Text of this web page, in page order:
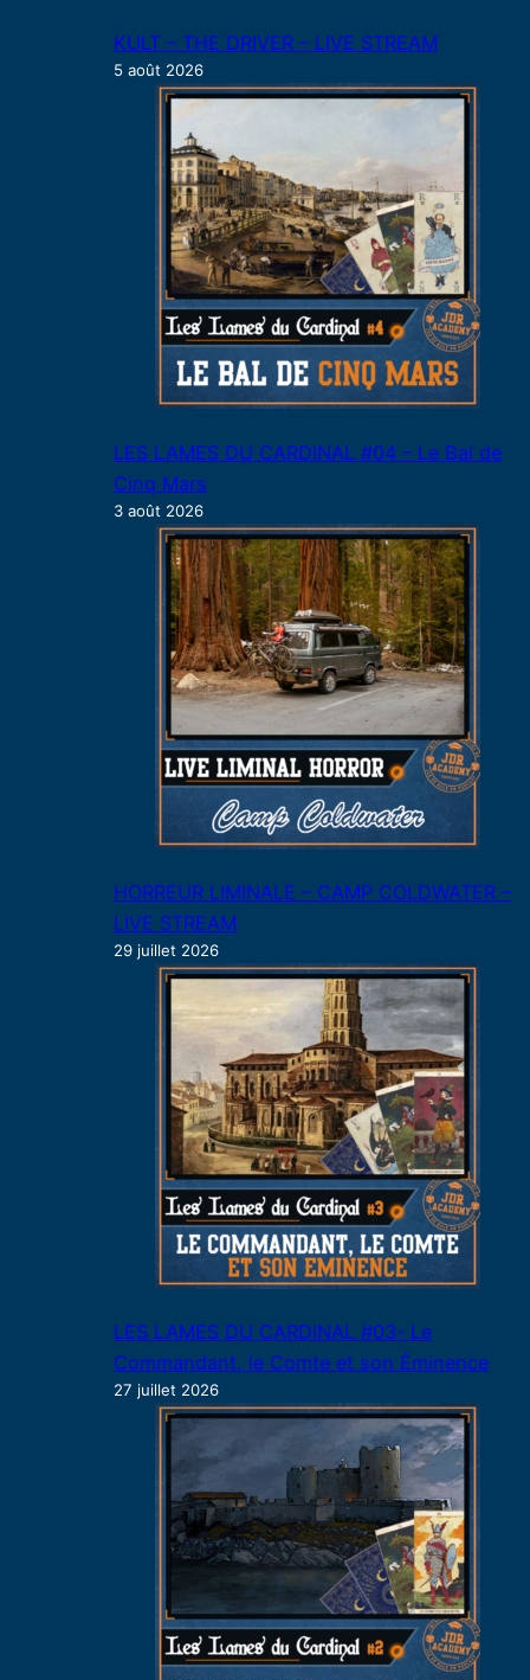
KULT – THE DRIVER – LIVE STREAM
5 août 2026
LES LAMES DU CARDINAL #04 – Le Bal de
Cinq Mars
3 août 2026
HORREUR LIMINALE – CAMP COLDWATER –
LIVE STREAM
29 juillet 2026
LES LAMES DU CARDINAL #03- Le
Commandant, le Comte et son Éminence
27 juillet 2026